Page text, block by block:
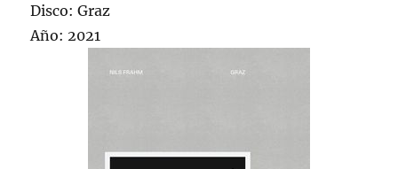
Disco: Graz
Año: 2021